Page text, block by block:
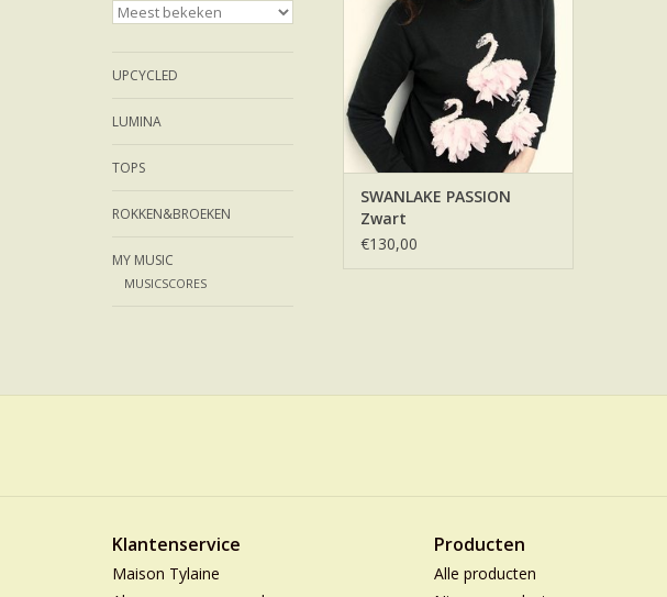
UPCYCLED
LUMINA
TOPS
ROKKEN&BROEKEN
MY MUSIC
MUSICSCORES
SWANLAKE PASSION
Zwart
€130,00
Klantenservice
Maison Tylaine
Producten
Alle producten